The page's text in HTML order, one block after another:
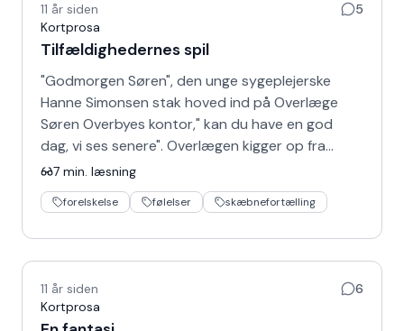
11 år siden
5
Kortprosa
Tilfældighedernes spil
"Godmorgen Søren", den unge sygeplejerske
Hanne Simonsen stak hoved ind på Overlæge
Søren Overbyes kontor," kan du have en god
dag, vi ses senere". Overlægen kigger op fra
computer…
7 min. læsning
forelskelse følelser skæbnefortælling
11 år siden
6
Kortprosa